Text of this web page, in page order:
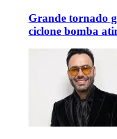
Grande tornado
ciclone bomba